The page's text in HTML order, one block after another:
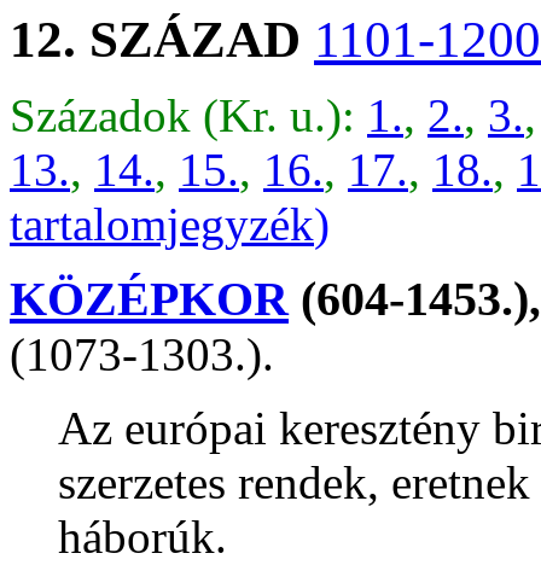
12. SZÁZAD 1101-
Századok (Kr. u.): 1., 2., 3.,
13., 14., 15., 16., 17., 18.,
tartalomjegyzék)
KÖZÉPKOR (604-1453.)
(1073-1303.).
Az európai keresztény
szerzetes rendek,
háborúk.